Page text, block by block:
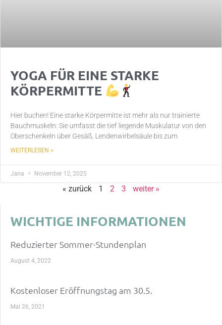
YOGA FÜR EINE STARKE
KÖRPERMITTE
Hier buchen! Eine starke Körpermitte ist mehr als nur trainierte
Bauchmuskeln: Sie umfasst die tief liegende Muskulatur von den
Oberschenkeln über Gesäß, Lendenwirbelsäule bis zum
WEITERLESEN »
Jana November 12, 2025
« zurück 1 2 3 weiter »
WICHTIGE INFORMATIONEN
Reduzierter Sommer-Stundenplan
August 4, 2022
Kostenloser Eröffnungstag am 30.5.
Mai 26, 2021